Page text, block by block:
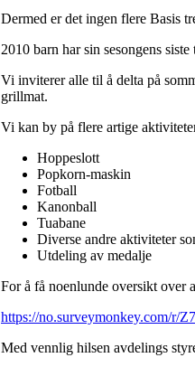
Dermed er det ingen flere Basis
2010 barn har sin sesongens
Vi inviterer alle til å delta på
grillmat.
Vi kan by på flere artige
Hoppeslott
Popkorn-maskin
Fotball
Kanonball
Tuabane
Diverse andre aktiviteter
Utdeling av medalje
For å få noenlunde oversikt over
https://no.surveymonkey.com/r/
Med vennlig hilsen avdelings